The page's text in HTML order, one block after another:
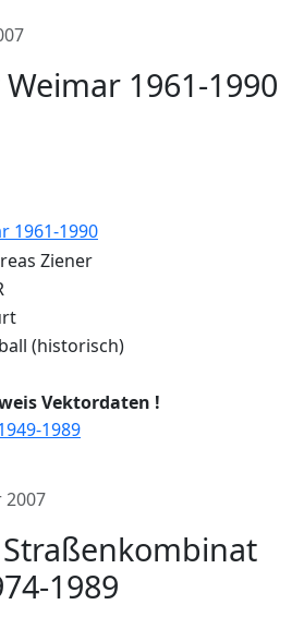
1961-1990
1961-1990
Ziener
(historisch)
Vektordaten !
1989
2007
Straßenkombinat
1989